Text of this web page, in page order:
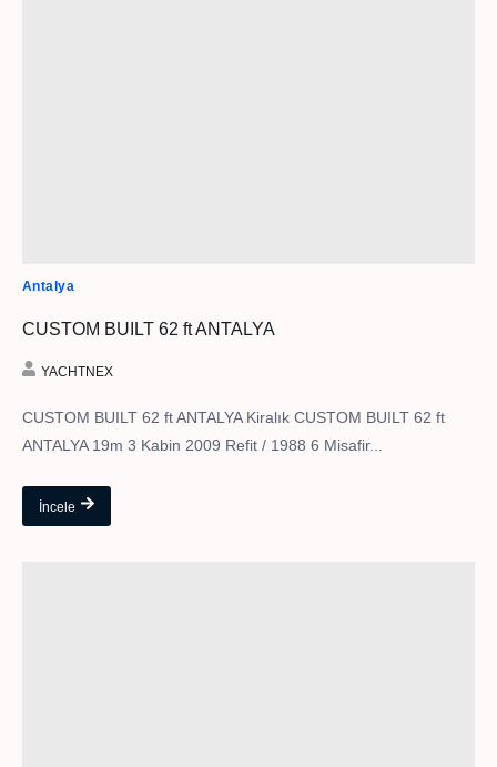
Antalya
CUSTOM BUILT 62 ft ANTALYA
YACHTNEX
CUSTOM BUILT 62 ft ANTALYA Kiralık CUSTOM BUILT 62 ft
ANTALYA 19m 3 Kabin 2009 Refit / 1988 6 Misafir...
İncele